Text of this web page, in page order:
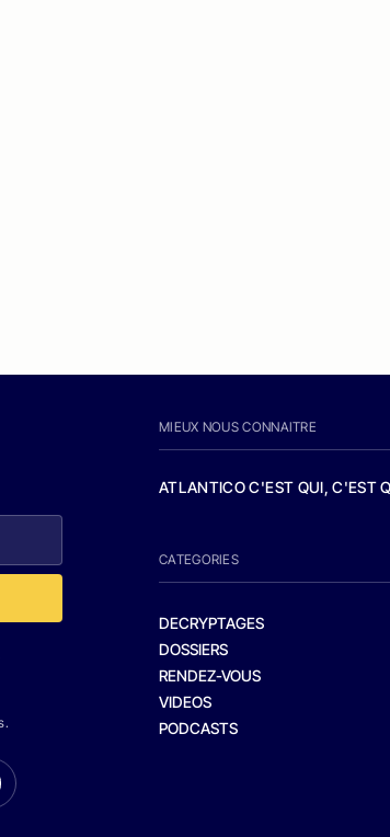
MIEUX NOUS CONNAITRE
ATLANTICO C'EST QUI, C'EST
CATEGORIES
DECRYPTAGES
DOSSIERS
RENDEZ-VOUS
VIDEOS
PODCASTS